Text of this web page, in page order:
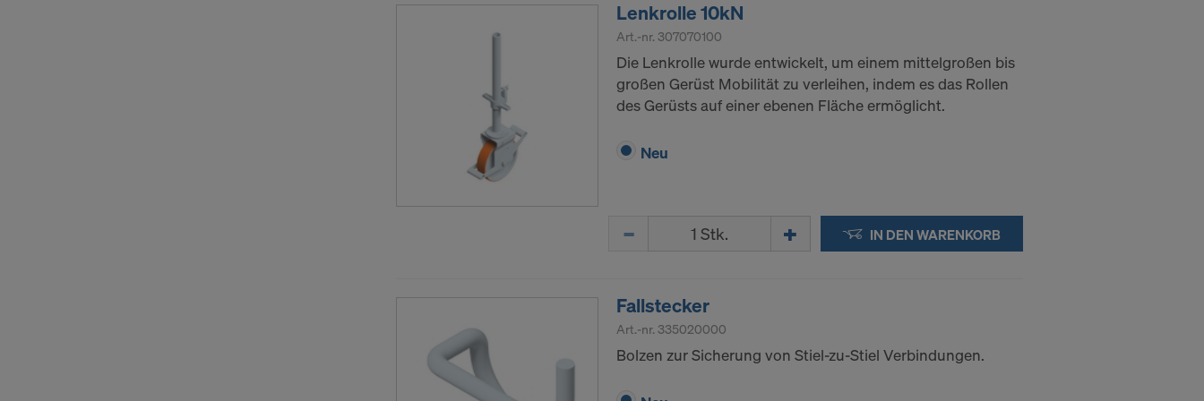
Lenkrolle 10kN
Art.-nr. 307070100
Die Lenkrolle wurde entwickelt, um einem mittelgroßen bis
großen Gerüst Mobilität zu verleihen, indem es das Rollen
des Gerüsts auf einer ebenen Fläche ermöglicht.
Neu
IN DEN WARENKORB
Fallstecker
Art.-nr. 335020000
Bolzen zur Sicherung von Stiel-zu-Stiel Verbindungen.